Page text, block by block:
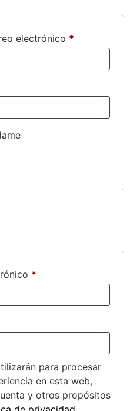
electrónico *
*
para procesar
en esta web,
y otros propósitos